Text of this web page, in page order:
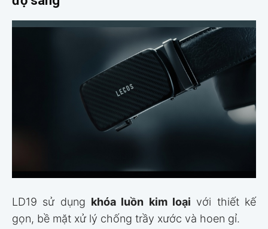
LD19 sử dụng khóa luồn kim loại với thiết kế
gọn, bề mặt xử lý chống trầy xước và hoen gỉ.